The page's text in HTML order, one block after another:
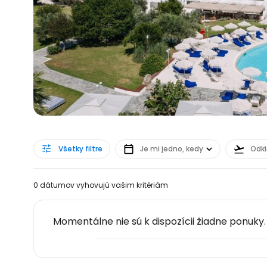
Všetky filtre Je mi jedno, kedy
0 dátumov vyhovujú vašim kritériám
Momentálne nie sú k dispozícii žiadne ponuky.